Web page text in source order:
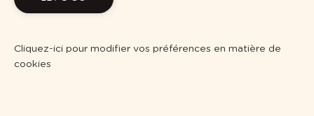
Cliquez-ici pour modifier vos préférences en matière de
cookies